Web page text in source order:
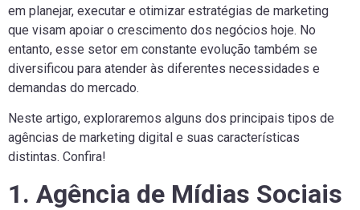
em planejar, executar e otimizar estratégias de marketing
que visam apoiar o crescimento dos negócios hoje. No
entanto, esse setor em constante evolução também se
diversificou para atender às diferentes necessidades e
demandas do mercado.
Neste artigo, exploraremos alguns dos principais tipos de
agências de marketing digital e suas características
distintas. Confira!
1. Agência de Mídias Sociais